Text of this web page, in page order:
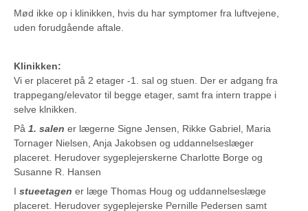
Mød ikke op i klinikken, hvis du har symptomer fra luftvejene,
uden forudgående aftale.
Klinikken:
Vi er placeret på 2 etager -1. sal og stuen. Der er adgang fra
trappegang/elevator til begge etager, samt fra intern trappe i
selve klnikken.
På 1. salen er lægerne Signe Jensen, Rikke Gabriel, Maria
Tornager Nielsen, Anja Jakobsen og uddannelseslæger
placeret. Herudover sygeplejerskerne Charlotte Borge og
Susanne R. Hansen
I stueetagen er læge Thomas Houg og uddannelseslæge
placeret. Herudover sygeplejerske Pernille Pedersen samt